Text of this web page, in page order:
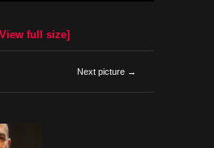
full size]
Next picture →